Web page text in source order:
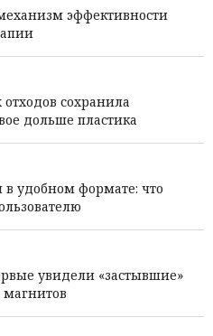
эффективности
сохранила
дольше пластика
удобном формате: что
увидели «застывшие»